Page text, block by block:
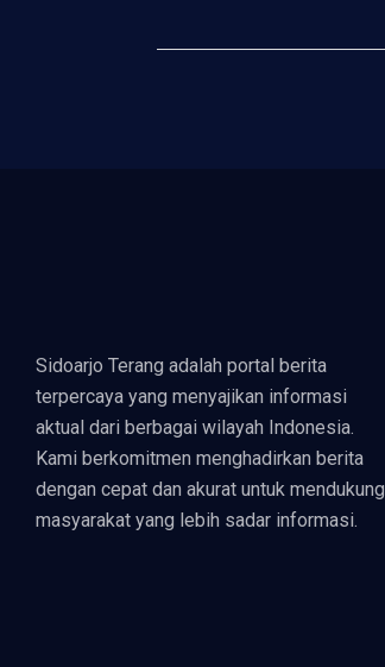
Sidoarjo Terang adalah portal berita
terpercaya yang menyajikan informasi
aktual dari berbagai wilayah Indonesia.
Kami berkomitmen menghadirkan berita
dengan cepat dan akurat untuk mendukung
masyarakat yang lebih sadar informasi.